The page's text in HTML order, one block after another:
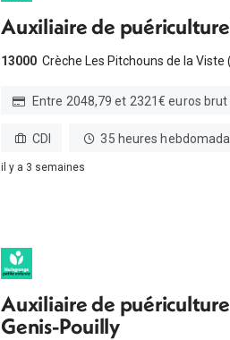
Auxiliaire de
13000 Crèche Les Pitchouns de la Viste
Entre 2048,79 et 2321€ euros
CDI 35 heures
il y a 3 semaines
Auxiliaire de
Genis-Pouilly